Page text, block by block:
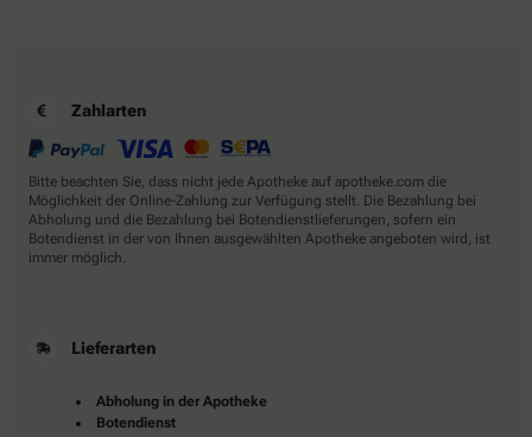
Zahlarten
Bitte beachten Sie, dass nicht jede Apotheke auf apotheke.com die
Möglichkeit der Online-Zahlung zur Verfügung stellt. Die Bezahlung bei
Abholung und die Bezahlung bei Botendienstlieferungen, sofern ein
Botendienst in der von Ihnen ausgewählten Apotheke angeboten wird, ist
immer möglich.
Lieferarten
Abholung in der Apotheke
Botendienst